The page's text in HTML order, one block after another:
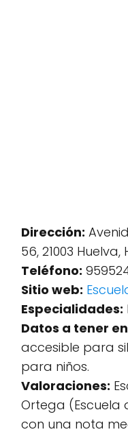
Dirección:
56, 21003 Huelva,
Teléfono:
Sitio web:
Especialidades:
Datos a tener
accesible para
para niños.
Valoraciones:
Ortega (Escuela
con una nota